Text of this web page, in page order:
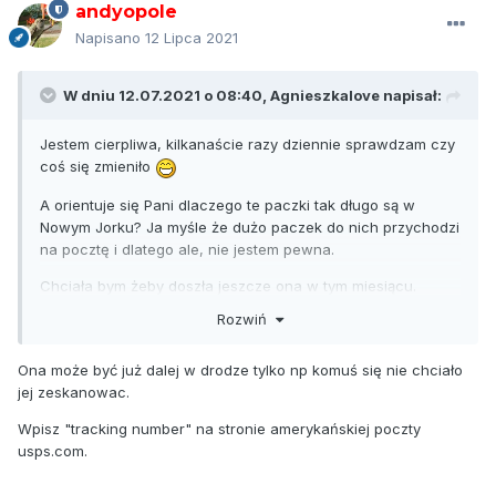
andyopole
Napisano 12 Lipca 2021
W dniu 12.07.2021 o 08:40, Agnieszkalove napisał:
Jestem cierpliwa, kilkanaście razy dziennie sprawdzam czy
coś się zmieniło
A orientuje się Pani dlaczego te paczki tak długo są w
Nowym Jorku? Ja myśle że dużo paczek do nich przychodzi
na pocztę i dlatego ale, nie jestem pewna.
Chciała bym żeby doszła jeszcze ona w tym miesiącu.
Rozwiń
Ona może być już dalej w drodze tylko np komuś się nie chciało
jej zeskanowac.
Wpisz "tracking number" na stronie amerykańskiej poczty
usps.com.